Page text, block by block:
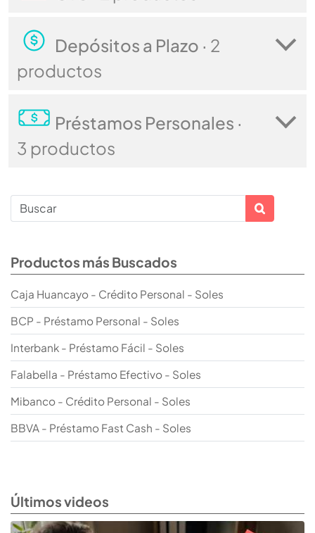
Depósitos a Plazo · 2
productos
Préstamos Personales ·
3 productos
Productos más Buscados
Caja Huancayo - Crédito Personal - Soles
BCP - Préstamo Personal - Soles
Interbank - Préstamo Fácil - Soles
Falabella - Préstamo Efectivo - Soles
Mibanco - Crédito Personal - Soles
BBVA - Préstamo Fast Cash - Soles
Últimos videos